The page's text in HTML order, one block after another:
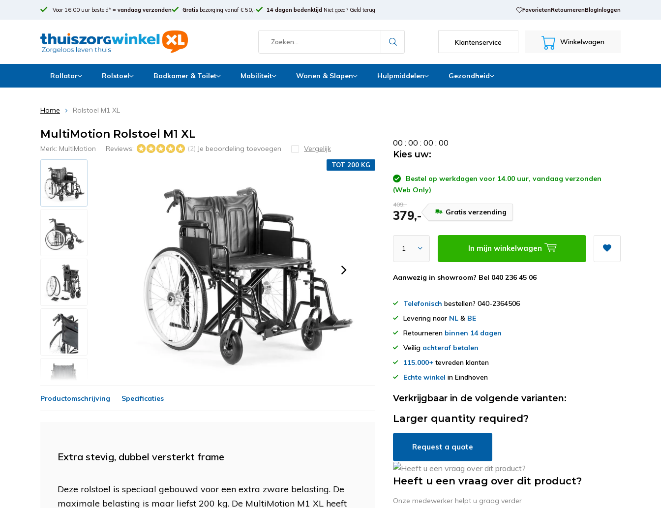
Voor 16.00 uur besteld* = vandaag verzonden Gratis bezorging vanaf € 50,- 14 dagen bedenktijd Niet goed? Geld terug! FavorietenRetournerenBlogInloggen
Klantenservice Winkelwagen
Rollator Rolstoel Badkamer & Toilet Mobiliteit Wonen & Slapen Hulpmiddelen Gezondheid
Home Rolstoel M1 XL
MultiMotion Rolstoel M1 XL
Merk: MultiMotion Reviews: (2) Je beoordeling toevoegen Vergelijk
TOT 200 KG
00 :00 :00 :00
Kies uw:
Bestel op werkdagen voor 14.00 uur, vandaag verzonden
(Web Only)
409,-
379,- Gratis verzending
In mijn winkelwagen
Aanwezig in showroom? Bel 040 236 45 06
Telefonisch bestellen? 040-2364506
Levering naar NL & BE
Retourneren binnen 14 dagen
Veilig achteraf betalen
115.000+ tevreden klanten
Echte winkel in Eindhoven
Productomschrijving Specificaties
Extra stevig, dubbel versterkt frame
Deze rolstoel is speciaal gebouwd voor een extra zware belasting. De
maximale belasting is maar liefst 200 kg. De MultiMotion M1 XL heeft
Verkrijgbaar in de volgende varianten:
Larger quantity required?
Request a quote
Heeft u een vraag over dit product?
Onze medewerker helpt u graag verder